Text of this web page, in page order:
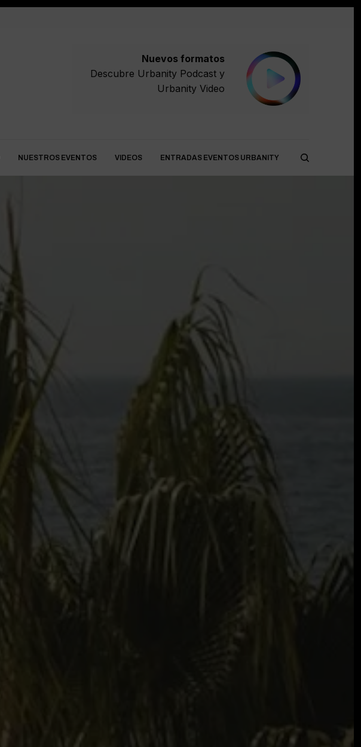
Nuevos formatos
Descubre Urbanity Podcasty
Urbanity Video
NUESTROS EVENTOS VIDEOS ENTRADAS EVENTOS URBANITY